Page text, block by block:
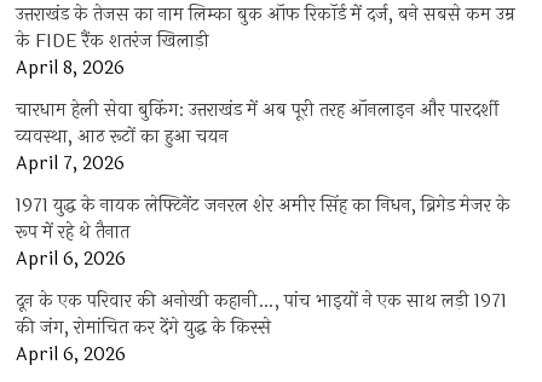
उत्तराखंड के तेजस का नाम लिम्का बुक ऑफ रिकॉर्ड में दर्ज, बने सबसे कम उम्र
के FIDE रैंक शतरंज खिलाड़ी
April 8, 2026
चारधाम हेली सेवा बुकिंग: उत्तराखंड में अब पूरी तरह ऑनलाइन और पारदर्शी
व्यवस्था, आठ रूटों का हुआ चयन
April 7, 2026
1971 युद्ध के नायक लेफ्टिनेंट जनरल शेर अमीर सिंह का निधन, ब्रिगेड मेजर के
रूप में रहे थे तैनात
April 6, 2026
दून के एक परिवार की अनोखी कहानी…, पांच भाइयों ने एक साथ लड़ी 1971
की जंग, रोमांचित कर देंगे युद्ध के किस्से
April 6, 2026